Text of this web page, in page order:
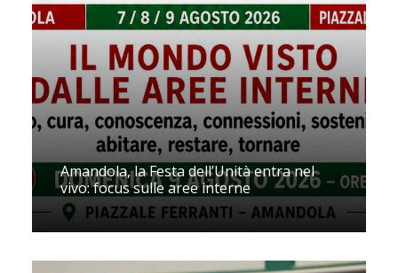
Amandola, la Festa dell’Unità entra nel
vivo: focus sulle aree interne